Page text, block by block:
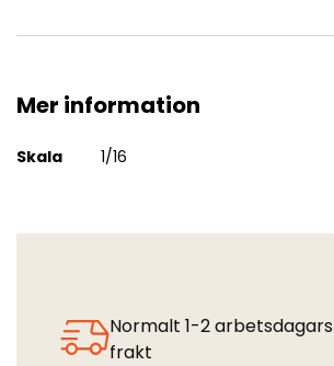
Mer information
Mer
Skala 1/16
Normalt 1-2 arbetsdagars
frakt